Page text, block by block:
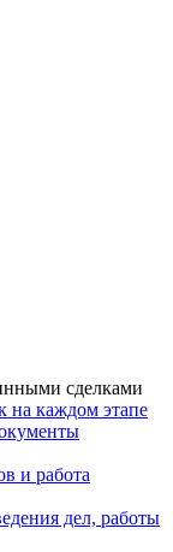
сделками
на каждом этапе
и работа
дел, работы